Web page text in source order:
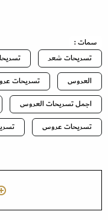
سمات :
تسريحات شعر
العروس
تسريحات
اجمل تسريحات العروس
تسريحات عروس